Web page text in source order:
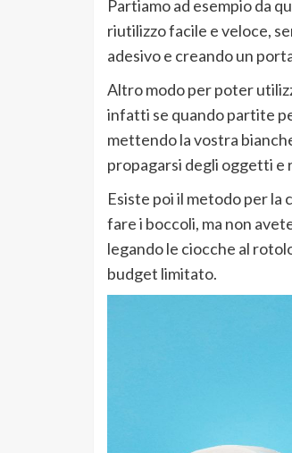
Partiamo ad esempio da
riutilizzo facile e veloce,
adesivo e creando un
Altro modo per poter
infatti se quando partite
mettendo la vostra
propagarsi degli oggetti e
Esiste poi il metodo per
fare i boccoli, ma non
legando le ciocche al
budget limitato.